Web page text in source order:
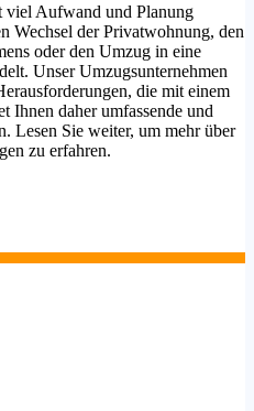
Aufwand und Planung
Wechsel der Privatwohnung, den
oder den Umzug in eine
Unser Umzugsunternehmen
die mit einem
Ihnen daher umfassende und
Lesen Sie weiter, um mehr über
zu erfahren.